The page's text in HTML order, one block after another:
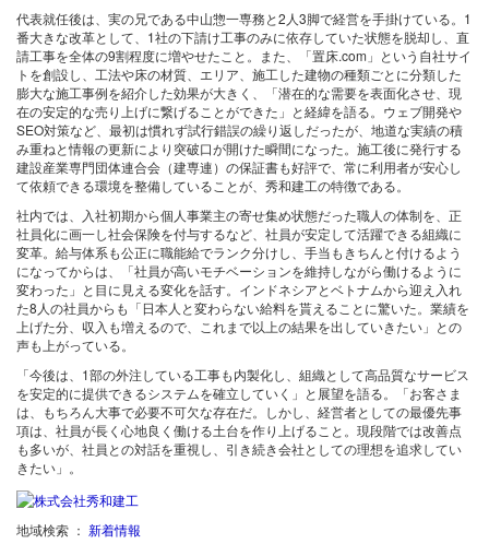
代表就任後は、実の兄である中山惣一専務と2人3脚で経営を手掛けている。1
番大きな改革として、1社の下請け工事のみに依存していた状態を脱却し、直
請工事を全体の9割程度に増やせたこと。また、「置床.com」という自社サイ
トを創設し、工法や床の材質、エリア、施工した建物の種類ごとに分類した
膨大な施工事例を紹介した効果が大きく、「潜在的な需要を表面化させ、現
在の安定的な売り上げに繋げることができた」と経緯を語る。ウェブ開発や
SEO対策など、最初は慣れず試行錯誤の繰り返しだったが、地道な実績の積
み重ねと情報の更新により突破口が開けた瞬間になった。施工後に発行する
建設産業専門団体連合会（建専連）の保証書も好評で、常に利用者が安心し
て依頼できる環境を整備していることが、秀和建工の特徴である。
社内では、入社初期から個人事業主の寄せ集め状態だった職人の体制を、正
社員化に画一し社会保険を付与するなど、社員が安定して活躍できる組織に
変革。給与体系も公正に職能給でランク分けし、手当もきちんと付けるよう
になってからは、「社員が高いモチベーションを維持しながら働けるように
変わった」と目に見える変化を話す。インドネシアとベトナムから迎え入れ
た8人の社員からも「日本人と変わらない給料を貰えることに驚いた。業績を
上げた分、収入も増えるので、これまで以上の結果を出していきたい」との
声も上がっている。
「今後は、1部の外注している工事も内製化し、組織として高品質なサービス
を安定的に提供できるシステムを確立していく」と展望を語る。「お客さま
は、もちろん大事で必要不可欠な存在だ。しかし、経営者としての最優先事
項は、社員が長く心地良く働ける土台を作り上げること。現段階では改善点
も多いが、社員との対話を重視し、引き続き会社としての理想を追求してい
きたい」。
地域検索 ： 新着情報